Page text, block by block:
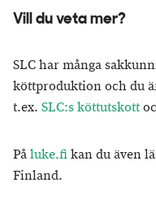
Vill du veta mer?
SLC har många
köttproduktion och du
t.ex. SLC:s köttutskott
Påluke.fikan du även
Finland.